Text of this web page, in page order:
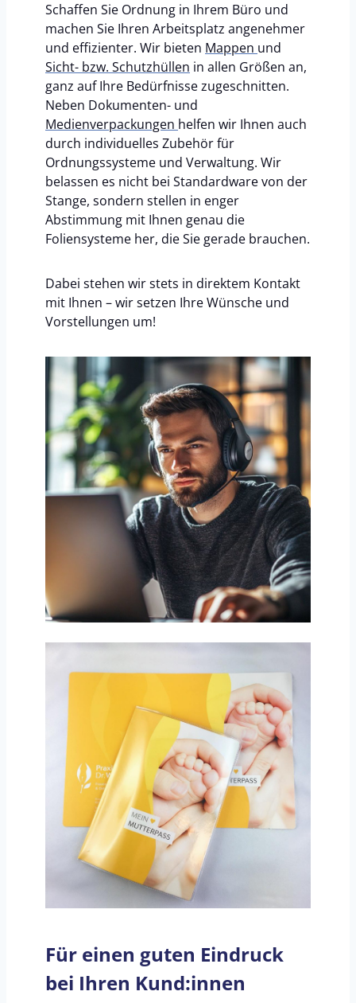
Schaffen Sie Ordnung in Ihrem Büro und
machen Sie Ihren Arbeitsplatz angenehmer
und effizienter. Wir bieten Mappen und
Sicht- bzw. Schutzhüllen in allen Größen an,
ganz auf Ihre Bedürfnisse zugeschnitten.
Neben Dokumenten- und
Medienverpackungen helfen wir Ihnen auch
durch individuelles Zubehör für
Ordnungssysteme und Verwaltung. Wir
belassen es nicht bei Standardware von der
Stange, sondern stellen in enger
Abstimmung mit Ihnen genau die
Foliensysteme her, die Sie gerade brauchen.
Dabei stehen wir stets in direktem Kontakt
mit Ihnen – wir setzen Ihre Wünsche und
Vorstellungen um!
Für einen guten Eindruck
bei Ihren Kund:innen